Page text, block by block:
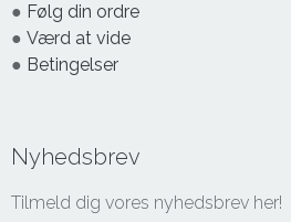
● Følg din ordre
● Værd at vide
● Betingelser
Nyhedsbrev
Tilmeld dig vores nyhedsbrev her!